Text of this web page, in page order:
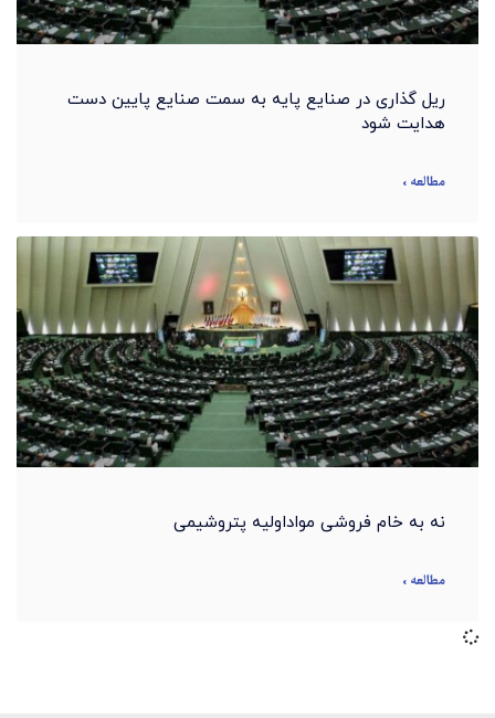
ریل گذاری در صنایع پایه به سمت صنایع پایین دست
هدایت شود
مطالعه »
نه به خام فروشی مواداولیه پتروشیمی
مطالعه »